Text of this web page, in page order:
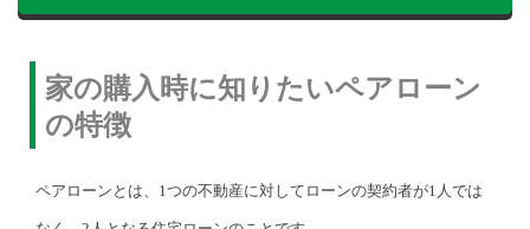
家の購入時に知りたいペアローン
の特徴
ペアローンとは、1つの不動産に対してローンの契約者が1人では